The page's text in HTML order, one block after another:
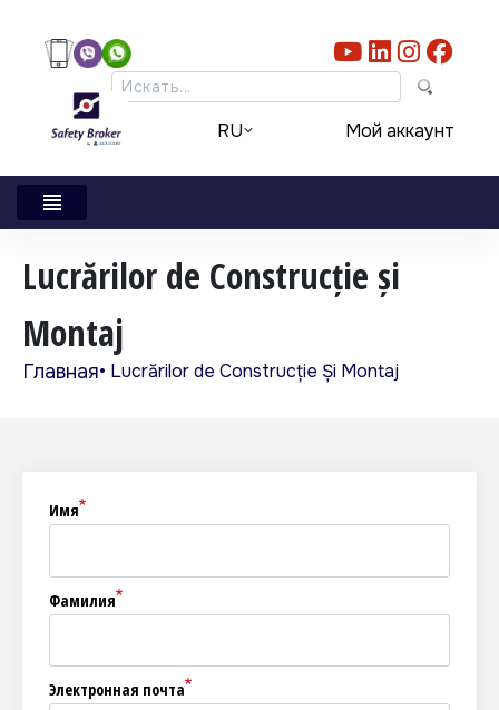
RU Мой аккаунт
Lucrărilor de Construcție și
Montaj
Строка навигации
Главная Lucrărilor de Construcție Și Montaj
Имя
Фамилия
Электронная почта